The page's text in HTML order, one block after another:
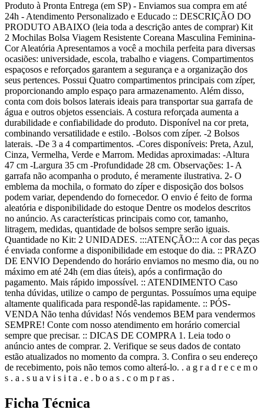
Produto à Pronta Entrega (em SP) - Enviamos sua compra em até
24h - Atendimento Personalizado e Educado :: DESCRIÇÃO DO
PRODUTO ABAIXO (leia toda a descrição antes de comprar) Kit
2 Mochilas Bolsa Viagem Resistente Coreana Masculina Feminina-
Cor Aleatória Apresentamos a você a mochila perfeita para diversas
ocasiões: universidade, escola, trabalho e viagens. Compartimentos
espaçosos e reforçados garantem a segurança e a organização dos
seus pertences. Possui Quatro compartimentos principais com zíper,
proporcionando amplo espaço para armazenamento. Além disso,
conta com dois bolsos laterais ideais para transportar sua garrafa de
água e outros objetos essenciais. A costura reforçada aumenta a
durabilidade e confiabilidade do produto. Disponível na cor preta,
combinando versatilidade e estilo. -Bolsos com zíper. -2 Bolsos
laterais. -De 3 a 4 compartimentos. -Cores disponíveis: Preta, Azul,
Cinza, Vermelha, Verde e Marrom. Medidas aproximadas: -Altura
47 cm -Largura 35 cm -Profundidade 28 cm. Observações: 1- A
garrafa não acompanha o produto, é meramente ilustrativa. 2- O
emblema da mochila, o formato do zíper e disposição dos bolsos
podem variar, dependendo do fornecedor. O envio é feito de forma
aleatória e disponibilidade do estoque Dentre os modelos descritos
no anúncio. As características principais como cor, tamanho,
litragem, medidas, quantidade de bolsos sempre serão iguais.
Quantidade no Kit: 2 UNIDADES. :::ATENÇÃO::: A cor das peças
é enviada conforme a disponibilidade em estoque do dia. :: PRAZO
DE ENVIO Dependendo do horário enviamos no mesmo dia, ou no
máximo em até 24h (em dias úteis), após a confirmação do
pagamento. Mais rápido impossível. :: ATENDIMENTO Caso
tenha dúvidas, utilize o campo de perguntas. Possuímos uma equipe
altamente qualificada para respondê-las rapidamente. :: PÓS-
VENDA Não tenha dúvidas! Nós vendemos BEM para vendermos
SEMPRE! Conte com nosso atendimento em horário comercial
sempre que precisar. :: DICAS DE COMPRA 1. Leia todo o
anúncio antes de comprar. 2. Verifique se seus dados de contato
estão atualizados no momento da compra. 3. Confira o seu endereço
de recebimento, pois não temos como alterá-lo. . a g r a d r e c e m o
s . a . s u a v i s i t a . e . b o a s . c o m p r as .
Ficha Técnica